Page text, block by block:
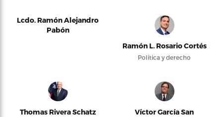
Lcdo. Ramón Alejandro
Pabón
Ramón L. Rosario Cortés
Política y derecho
Thomas Rivera Schatz
Víctor García San